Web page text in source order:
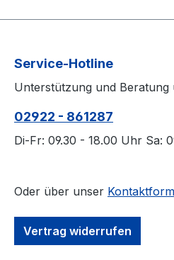
Service-Hotline
Unterstützung und Beratung
02922 - 861287
Di-Fr: 09.30 - 18.00 Uhr Sa:
Oder über unser
Vertrag widerrufen